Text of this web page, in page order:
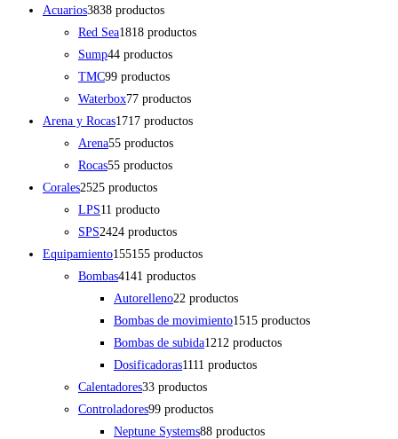
Acuarios3838 productos
Red Sea1818 productos
Sump44 productos
TMC99 productos
Waterbox77 productos
Arena y Rocas1717 productos
Arena55 productos
Rocas55 productos
Corales2525 productos
LPS11 producto
SPS2424 productos
Equipamiento155155 productos
Bombas4141 productos
Autorelleno22 productos
Bombas de movimiento1515 productos
Bombas de subida1212 productos
Dosificadoras1111 productos
Calentadores33 productos
Controladores99 productos
Neptune Systems88 productos